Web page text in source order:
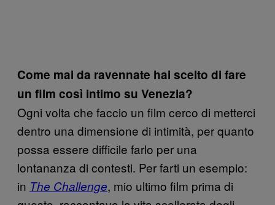
Come mai da ravennate hai scelto di fare
un film così intimo su Venezia?
Ogni volta che faccio un film cerco di metterci
dentro una dimensione di intimità, per quanto
possa essere difficile farlo per una
lontananza di contesti. Per farti un esempio:
in The Challenge, mio ultimo film prima di